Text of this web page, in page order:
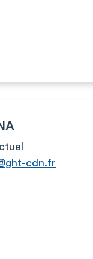
cdn.fr